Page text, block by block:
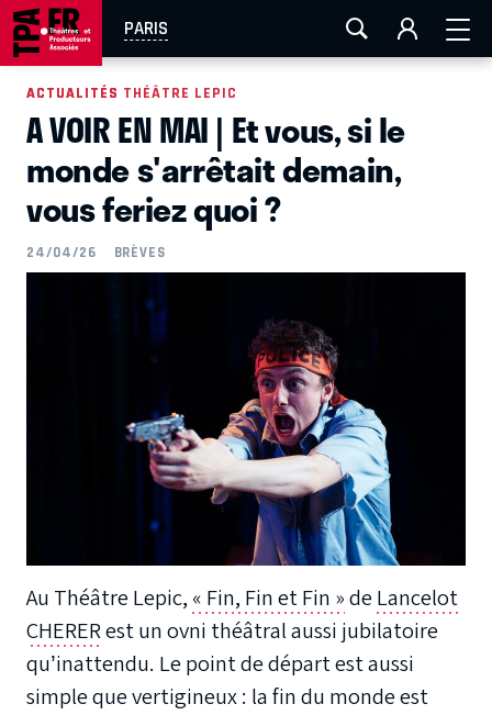
PARIS
AIX-MARSEILLE LA ROCHELLE
EN TOURNÉE
ACTUALITÉS
ACTUALITÉS THÉÂTRE LEPIC
A VOIR EN MAI | Et vous, si le
monde s'arrêtait demain,
vous feriez quoi ?
24/04/26 BRÈVES
Au Théâtre Lepic, « Fin, Fin et Fin »deLancelot
CHERERest un ovni théâtral aussi jubilatoire
qu’inattendu. Le point de départ est aussi
simple que vertigineux : la fin du monde est